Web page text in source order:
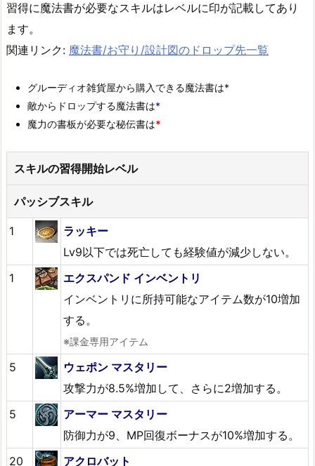
習得に魔法書が必要なスキルはレベルに印が記載してあり
ます。
関連リンク: 魔法書/お守り/設計図のドロップ先一覧
グルーディオ雑貨屋から購入できる魔法書は*
敵からドロップする魔法書は*
魔力の書板が必要な秘伝書は*
スキルの習得開始レベル
パッシブスキル
1
ラッキー
Lv9以下では死亡しても経験値が減少しない。
1
エクスパンド インベントリ
インベントリに所持可能なアイテム数が10増加
する。
※課金専用アイテム
5
ウェポン マスタリー
攻撃力が8.5%増加して、さらに2増加する。
5
アーマー マスタリー
防御力が9、MP回復ボーナスが10%増加する。
20
アクロバット